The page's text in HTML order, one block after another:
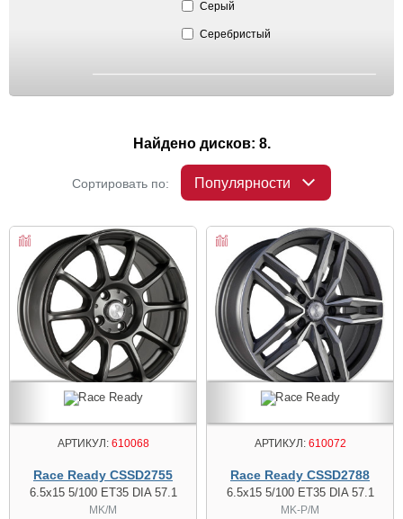
Серый
Серебристый
Найдено дисков: 8.
Сортировать по: Популярности
АРТИКУЛ:610068
Race Ready CSSD2755
6.5x15 5/100 ET35 DIA 57.1
MK/M
АРТИКУЛ:610072
Race Ready CSSD2788
6.5x15 5/100 ET35 DIA 57.1
MK-P/M